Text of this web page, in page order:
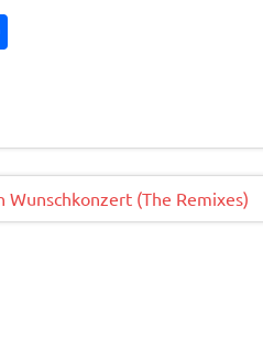
T
n
Wunschkonzert (The Remixes)